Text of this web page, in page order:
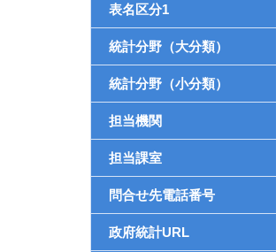
表名区分1
統計分野（大分類）
統計分野（小分類）
担当機関
担当課室
問合せ先電話番号
政府統計URL